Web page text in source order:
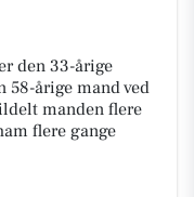
den 33-årige
58-årige mand ved
manden flere
flere gange